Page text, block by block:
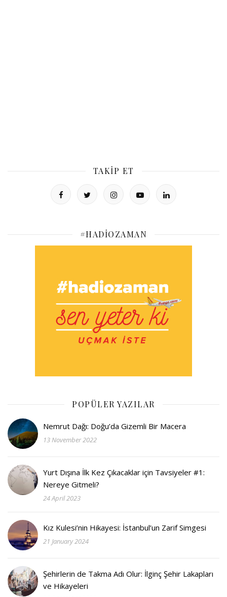
TAKIP ET
#HADIOZAMAN
POPÜLER YAZILAR
Nemrut Dağı: Doğu’da Gizemli Bir Macera
13 November 2022
Yurt Dışına İlk Kez Çıkacaklar için Tavsiyeler #1:
Nereye Gitmeli?
24 April 2023
Kız Kulesi’nin Hikayesi: İstanbul’un Zarif Simgesi
21 January 2024
Şehirlerin de Takma Adı Olur: İlginç Şehir Lakapları
ve Hikayeleri